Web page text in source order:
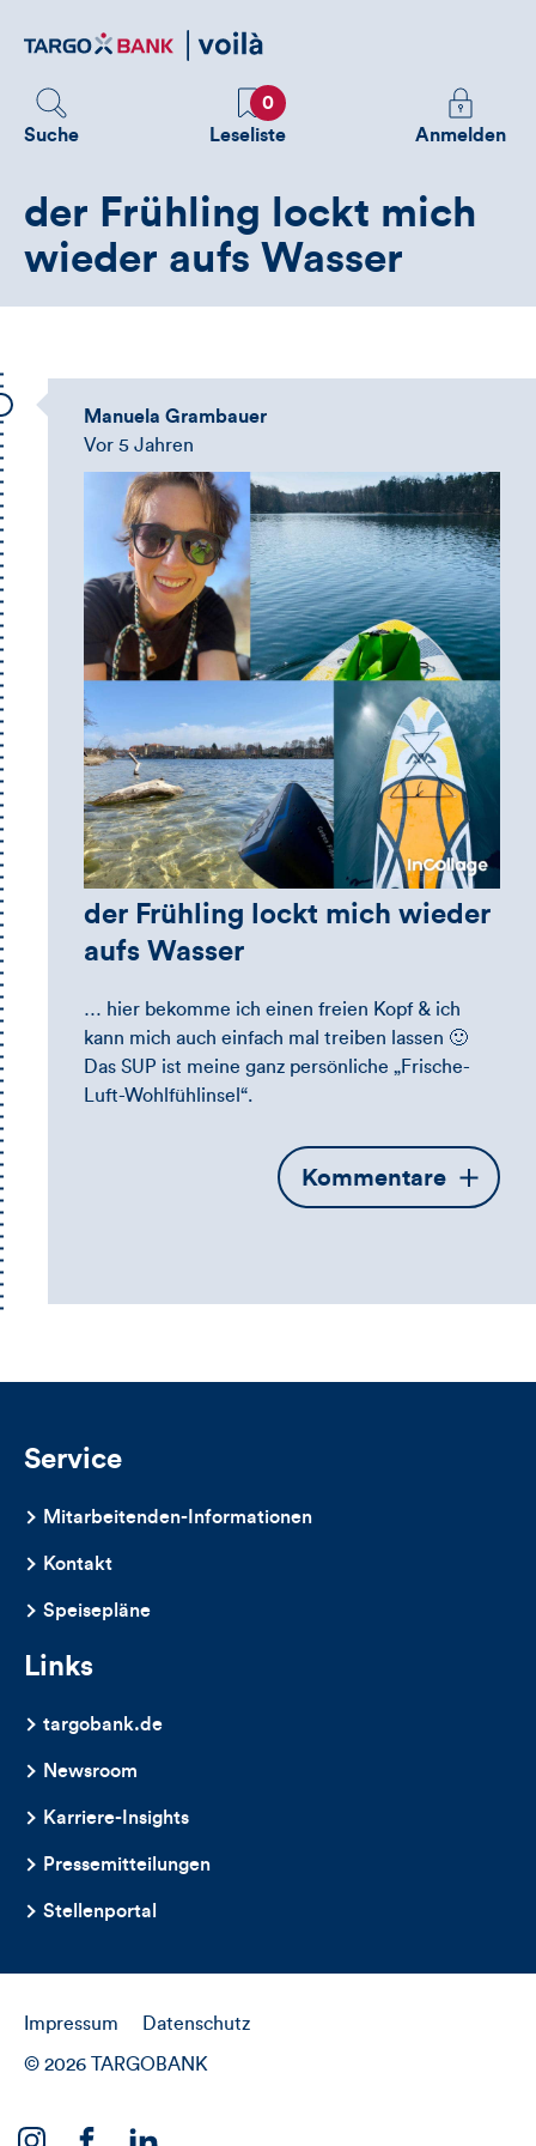
zum
Suche
Favoriten
0
Leseliste
Melden
Sie
um
Anmelden
der Frühling lockt mich
wieder aufs Wasser
Manuela Grambauer
Vor 5 Jahren
der Frühling lockt mich wieder
aufs Wasser
… hier bekomme ich einen freien Kopf & ich
kann mich auch einfach mal treiben lassen 🙂
Das SUP ist meine ganz persönliche „Frische-
Luft-Wohlfühlinsel“.
Öffnet
die
Kommentare
Service
Mitarbeitenden-Informationen
Kontakt
Speisepläne
Links
targobank.de
Newsroom
Karriere-Insights
Pressemitteilungen
Stellenportal
Impressum Datenschutz
© 2026 TARGOBANK